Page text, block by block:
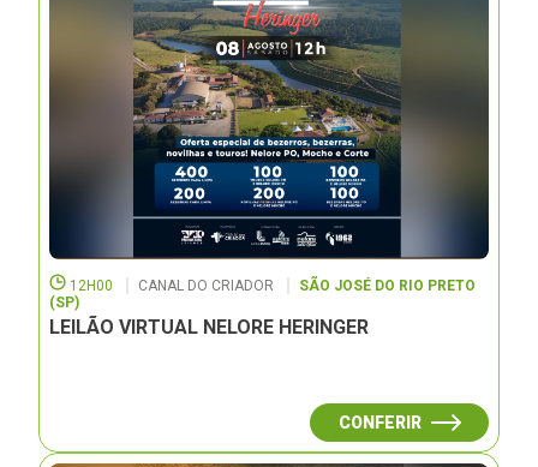
12H00 CANAL DO CRIADOR
SÃO JOSÉ DO RIO PRETO
(SP)
LEILÃO VIRTUAL NELORE HERINGER
CONFERIR